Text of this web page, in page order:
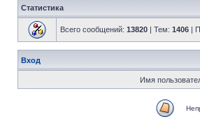
Статистика
Всего сообщений: 13820 | Тем: 1406 |
Вход
Имя